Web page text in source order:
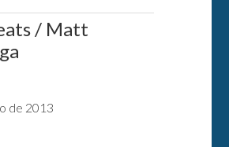
/ Matt
de 2013